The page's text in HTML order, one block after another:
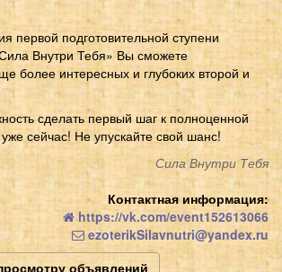
первой подготовительной ступени
Внутри Тебя» Вы сможете
более интересных и глубоких второй и
сделать первый шаг к полноценной
сейчас! Не упускайте свой шанс!
Сила Внутри Тебя
Контактная информация:
https://vk.com/event152613066
ezoterikSilavnutri@yandex.ru
объявлений